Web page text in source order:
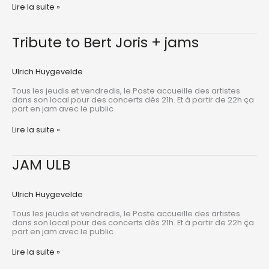
Such
jam
Lire la suite »
Tribute to Bert Joris + jams
Ulrich Huygevelde
Tous les jeudis et vendredis, le Poste accueille des artistes
dans son local pour des concerts dès 21h. Et à partir de 22h ça
part en jam avec le public
Tribute
+
Lire la suite »
JAM ULB
Ulrich Huygevelde
Tous les jeudis et vendredis, le Poste accueille des artistes
dans son local pour des concerts dès 21h. Et à partir de 22h ça
part en jam avec le public
JAM
Lire la suite »